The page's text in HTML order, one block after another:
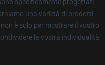
specificamente progettati
una varietà di prodotti
è solo per mostrare il vostro
la vostra individualità